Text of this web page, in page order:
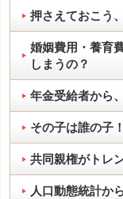
押さえておこう
婚姻費用・養育
しまうの？
年金受給者から
その子は誰の子
共同親権がトレ
人口動態統計か